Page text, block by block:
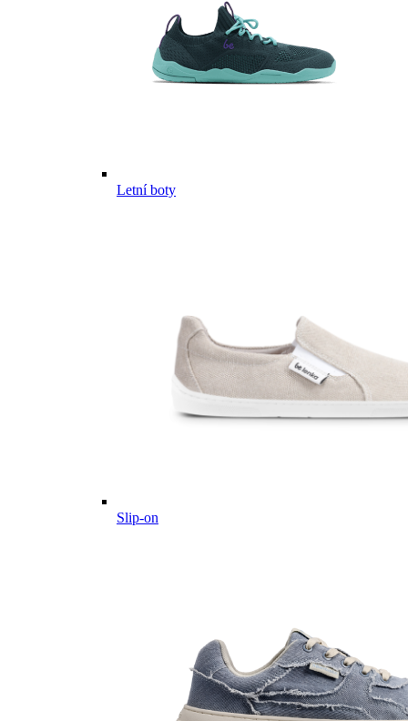
Letní boty
Slip-on